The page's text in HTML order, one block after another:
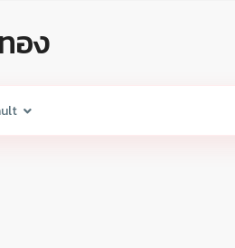
อง